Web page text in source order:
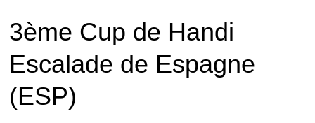
3ème Cup de Handi
Escalade de Espagne
(ESP)